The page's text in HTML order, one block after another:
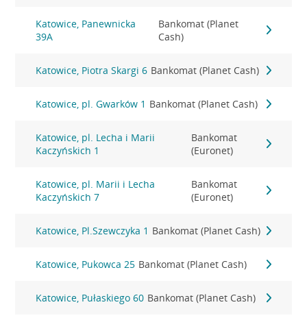
Katowice, Panewnicka
39A
Bankomat (Planet
Cash)
Katowice, Piotra Skargi 6 Bankomat (Planet Cash)
Katowice, pl. Gwarków 1 Bankomat (Planet Cash)
Katowice, pl. Lecha i Marii
Kaczyńskich 1
Bankomat
(Euronet)
Katowice, pl. Marii i Lecha
Kaczyńskich 7
Bankomat
(Euronet)
Katowice, Pl.Szewczyka 1 Bankomat (Planet Cash)
Katowice, Pukowca 25 Bankomat (Planet Cash)
Katowice, Pułaskiego 60 Bankomat (Planet Cash)